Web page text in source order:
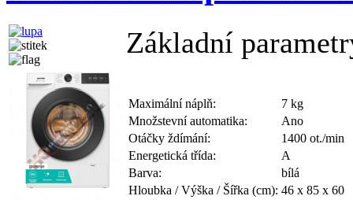
Základní
Maximální náplň:
7 kg
Množstevní automatika:
Ano
Otáčky ždímání:
1400 ot./min
Energetická třída:
A
Barva:
bílá
Hloubka / Výška / Šířka (cm): 46 x 85 x 60